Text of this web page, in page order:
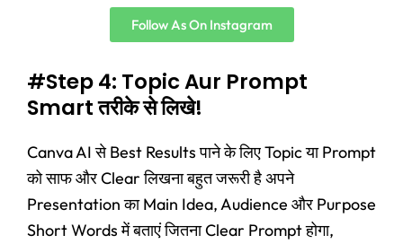
Follow As On Instagram
#Step 4: Topic Aur Prompt
Smart तरीके से लिखे!
Canva AI से Best Results पाने के लिए Topic या Prompt
को साफ और Clear लिखना बहुत जरूरी है अपने
Presentation का Main Idea, Audience और Purpose
Short Words में बताएं जितना Clear Prompt होगा,